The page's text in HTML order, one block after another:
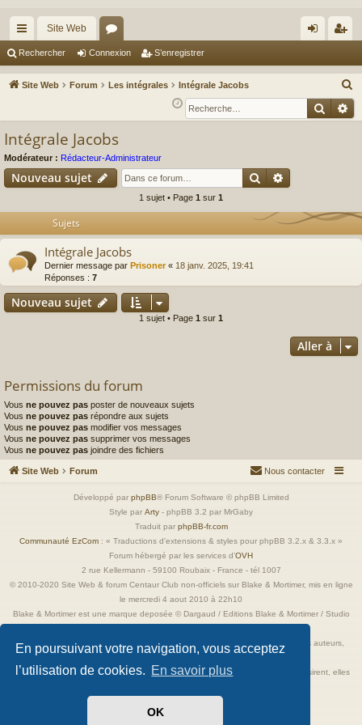
En poursuivant votre navigation, vous acceptez
l’utilisation de cookies. En savoir plus
OK
cc
ès
Site Web
or
u ne
xi
nr
eg
Rechercher Connexion S’enregistrer
Site Web Forum Les intégrales Intégrale Jacobs
e
c
Intégrale Jacobs
Modérateur : Rédacteur-Administrateur
Nouveau sujet Rechercher
1 sujet • Page 1 sur 1
Sujets
Intégrale Jacobs
Dernier message par Prisoner« 18 janv. 2025, 19:41
Réponses : 7
Nouveau sujet
1 sujet • Page 1 sur 1
Aller à
Permissions du forum
Vous ne pouvez pas poster de nouveaux sujets
Vous ne pouvez pas répondre aux sujets
Vous ne pouvez pas modifier vos messages
Vous ne pouvez pas supprimer vos messages
Vous ne pouvez pas joindre des fichiers
Site Web Forum Nous contacter
Développé par phpBB® Forum Software © phpBB Limited
Style par Arty - phpBB 3.2 par MrGaby
Traduit par phpBB-fr.com
Communauté EzCom : « Traductions d'extensions & styles pour phpBB 3.2.x & 3.3.x »
Forum hébergé par les services d’OVH
2 rue Kellermann - 59100 Roubaix - France - tél 1007
© 2010-2020 Site Web & forum Centaur Club non-officiels sur Blake & Mortimer, mis en ligne
le mercredi 4 aout 2010 à 22h10
Blake & Mortimer est une marque deposée © Dargaud / Editions Blake & Mortimer / Studio
Toutes les images incluses dans ces pages sont la propriété exclusive de leurs auteurs,
ayant droits et/ou éditeurs.
Elles ne sont ici qu'à titre de référence ou d'illustration. Si les propriétaires le désirent, elles